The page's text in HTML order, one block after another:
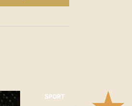
SPORT